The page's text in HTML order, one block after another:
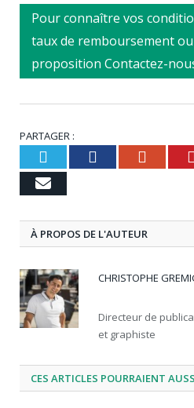
Pour connaître vos
taux de remboursement
proposition Contactez-
PARTAGER :
TwitterFacebook
Email
À PROPOS DE L'AUTEUR
CHRISTOPHE
Directeur de
et graphiste
CES ARTICLES POURRAIENT